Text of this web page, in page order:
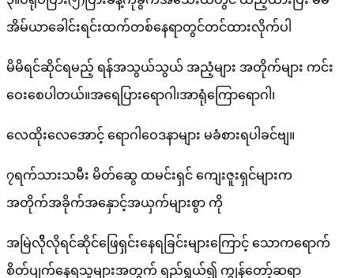
အိမ်ယာခေါင်းရင်းထက်တစ်နေရာတွင်တင်ထားလိုက်ပါ
မိမိရင်ဆိုင်ရမည့် ရန်အသွယ်သွယ် အညံ့များ အတိုက်များ ကင်း
ဝေးစေပါတယ်။အရေပြားရောဂါ၊အာရုံကြောရောဂါ၊
လေထိုးလေအောင့် ရောဂါဝေဒနာများ မခံစားရပါခင်ဗျ။
၇ရက်သားသမီး မိတ်ဆွေ ထမင်းရှင် ကျေးဇူးရှင်များက
အတိုက်အခိုက်အနှောင့်အယှက်များစွာ ကို
အမြဲလိိုလိုရင်ဆိုင်ဖြေရှင်းနေရခြင်း​များကြောင့် သောကရောက်
စိတ်ပျက်နေရသူများအတွက် ရည်ရွယ်၍ ကျွန်တော့်ဆရာ